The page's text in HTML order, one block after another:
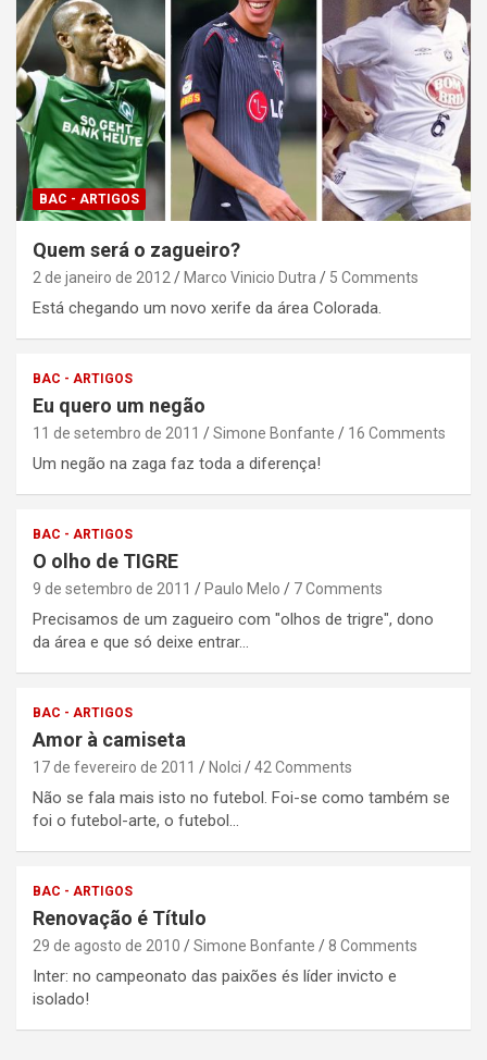
BAC - ARTIGOS
Quem será o zagueiro?
2 de janeiro de 2012 Marco Vinicio Dutra 5 Comments
Está chegando um novo xerife da área Colorada.
BAC - ARTIGOS
Eu quero um negão
11 de setembro de 2011 Simone Bonfante 16 Comments
Um negão na zaga faz toda a diferença!
BAC - ARTIGOS
O olho de TIGRE
9 de setembro de 2011 Paulo Melo 7 Comments
Precisamos de um zagueiro com "olhos de trigre", dono
da área e que só deixe entrar…
BAC - ARTIGOS
Amor à camiseta
17 de fevereiro de 2011 Nolci 42 Comments
Não se fala mais isto no futebol. Foi-se como também se
foi o futebol-arte, o futebol…
BAC - ARTIGOS
Renovação é Título
29 de agosto de 2010 Simone Bonfante 8 Comments
Inter: no campeonato das paixões és líder invicto e
isolado!